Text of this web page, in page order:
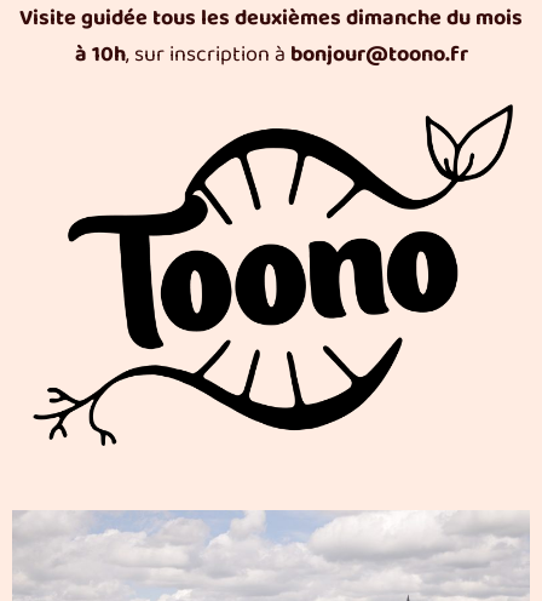
Visite guidéetous les deuxièmes dimanche du mois
à 10h, sur inscription à bonjour@toono.fr